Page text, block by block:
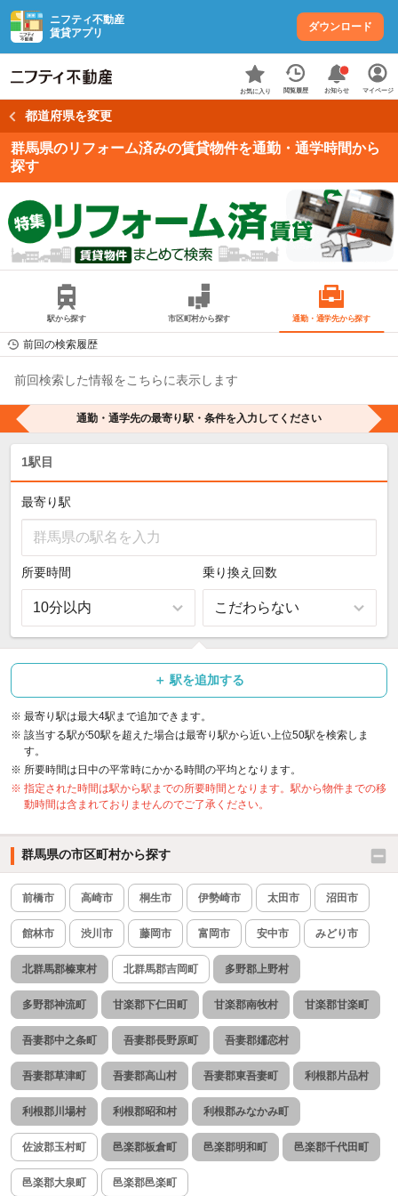
ニフティ不動産
賃貸アプリ
ダウンロード
お気に入り 閲覧履歴 お知らせ マイページ
都道府県を変更
群馬県のリフォーム済みの賃貸物件を通勤・通学時間から
探す
駅から探す 市区町村から探す 通勤・通学先から探す
前回の検索履歴
前回検索した情報をこちらに表示します
通勤・通学先の最寄り駅・条件を入力してください
1駅目
最寄り駅
所要時間 乗り換え回数
2駅目
所要時間 乗り換え回数
3駅目
所要時間 乗り換え回数
4駅目
所要時間 乗り換え回数
＋ 駅を追加する
※ 最寄り駅は最大4駅まで追加できます。
※ 該当する駅が50駅を超えた場合は最寄り駅から近い上位50駅を検索しま
す。
※ 所要時間は日中の平常時にかかる時間の平均となります。
※ 指定された時間は駅から駅までの所要時間となります。駅から物件までの移
動時間は含まれておりませんのでご了承ください。
群馬県の市区町村から探す
前橋市 高崎市 桐生市 伊勢崎市 太田市 沼田市
館林市 渋川市 藤岡市 富岡市 安中市 みどり市
北群馬郡榛東村 北群馬郡吉岡町 多野郡上野村
多野郡神流町 甘楽郡下仁田町 甘楽郡南牧村 甘楽郡甘楽町
吾妻郡中之条町 吾妻郡長野原町 吾妻郡嬬恋村
吾妻郡草津町 吾妻郡高山村 吾妻郡東吾妻町 利根郡片品村
利根郡川場村 利根郡昭和村 利根郡みなかみ町
佐波郡玉村町 邑楽郡板倉町 邑楽郡明和町 邑楽郡千代田町
邑楽郡大泉町 邑楽郡邑楽町